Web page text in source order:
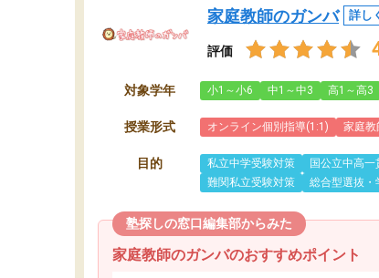
家庭教師のガンバ 詳し
評価
対象学年 小1～小6 中1～中3 高1～高3
授業形式 オンライン個別指導(1:1) 家庭教
目的 私立中学受験対策 国公立中高
難関私立受験対策
総合型選抜・
塾探しの窓口編集部からみた
家庭教師のガンバのおすすめポイント